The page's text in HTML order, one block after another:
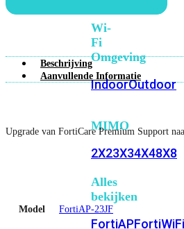
Wi-
Fi
Omgeving
IndoorOutdoor
MIMO
2X23X34X48X8
Alles
bekijken
FortiAPFortiWiFi
Beschrijving
Aanvullende Informatie
Upgrade van FortiCare Premium Support
Model FortiAP-23JF